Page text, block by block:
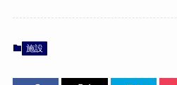
施設